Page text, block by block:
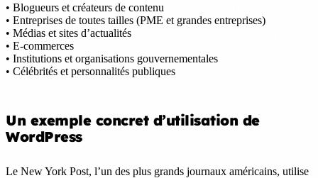
• Blogueurs et créateurs de contenu
• Entreprises de toutes tailles (PME et grandes entreprises)
• Médias et sites d’actualités
• E-commerces
• Institutions et organisations gouvernementales
• Célébrités et personnalités publiques
Un exemple concret d’utilisation de
WordPress
Le New York Post, l’un des plus grands journaux américains, utilise